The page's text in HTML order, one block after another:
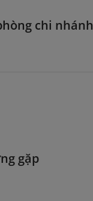
chi nhánh
gặp